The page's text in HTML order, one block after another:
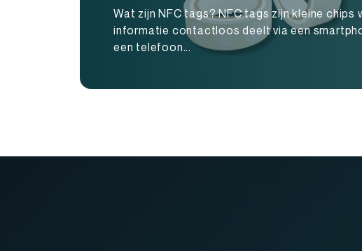
Wat zijn NFC tags? NFC tags zijn kleine chips
informatie contactloos deelt via een
een telefoon...